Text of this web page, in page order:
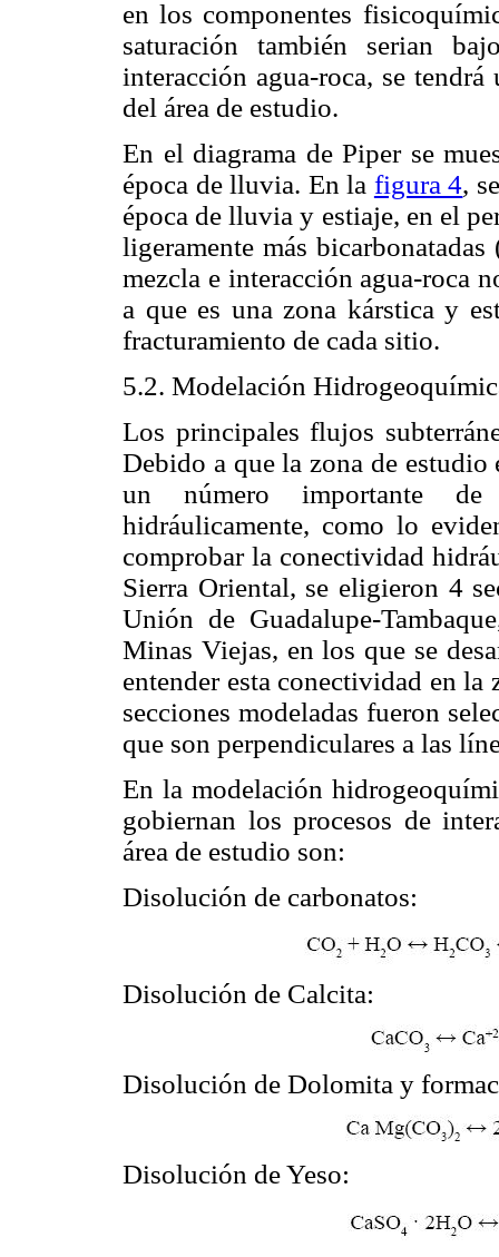
en los componentes
saturación también serian
interacción agua-roca, se
del área de estudio.
En el diagrama de Piper se
época de lluvia. En la figura 4,
época de lluvia y estiaje, en el
ligeramente más
mezcla e interacción agua-roca
a que es una zona kárstica y
fracturamiento de cada sitio.
5.2. Modelación
Los principales flujos
Debido a que la zona de estudio
un número importante de
hidráulicamente, como lo
comprobar la conectividad
Sierra Oriental, se eligieron 4
Unión de Guadalupe-
Minas Viejas, en los que se
entender esta conectividad en la
secciones modeladas fueron
que son perpendiculares a las
En la modelación
gobiernan los procesos de
área de estudio son:
Disolución de carbonatos:
Disolución de Calcita:
Disolución de Dolomita y
Disolución de Yeso: